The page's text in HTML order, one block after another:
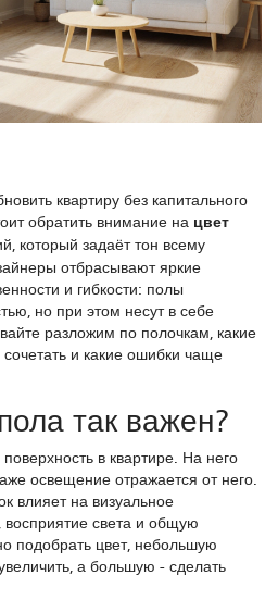
квартиру без капитального
обратить внимание на цвет
который задаёт тон всему
отбрасывают яркие
и гибкости: полы
но при этом несут в себе
разложим по полочкам, какие
сочетать и какие ошибки чаще
так важен?
в квартире. На него
освещение отражается от него.
влияет на визуальное
света и общую
подобрать цвет, небольшую
а большую - сделать